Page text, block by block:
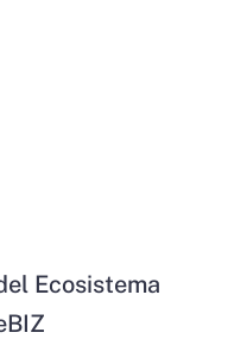
Ecosistema